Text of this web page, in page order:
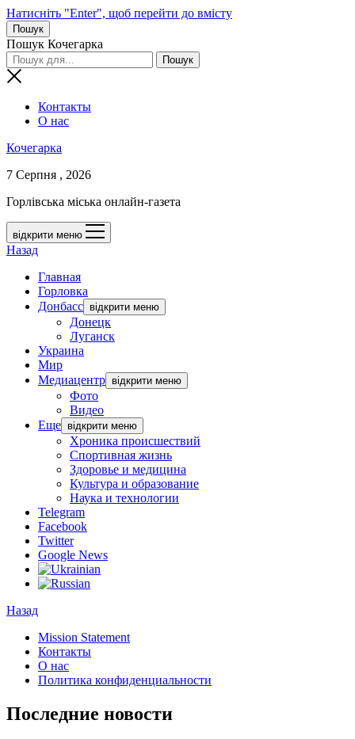
Натисніть "Enter", щоб перейти до вмісту
Пошук
Пошук Кочегарка
Контакты
О нас
Кочегарка
7 Серпня , 2026
Горлівська міська онлайн-газета
відкрити меню
Назад
Главная
Горловка
Донбасс відкрити меню
Донецк
Луганск
Украина
Мир
Медиацентр відкрити меню
Фото
Видео
Еще відкрити меню
Хроника происшествий
Спортивная жизнь
Здоровье и медицина
Культура и образование
Наука и технологии
Telegram
Facebook
Twitter
Google News
Назад
Mission Statement
Контакты
О нас
Политика конфиденциальности
Последние новости